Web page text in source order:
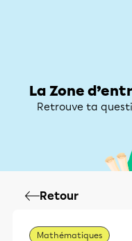
La Zone
Retrouve ta
Retour
Mathématiques